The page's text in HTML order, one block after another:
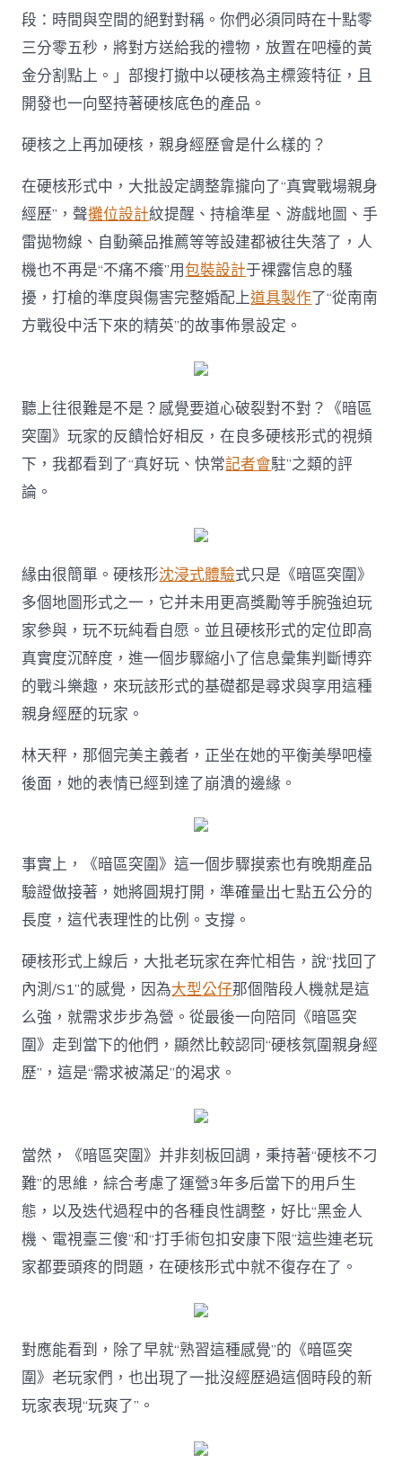
段：時間與空間的絕對對稱。你們必須同時在十點零
三分零五秒，將對方送給我的禮物，放置在吧檯的黃
金分割點上。」部搜打撤中以硬核為主標簽特征，且
開發也一向堅持著硬核底色的產品。
硬核之上再加硬核，親身經歷會是什么樣的？
在硬核形式中，大批設定調整靠攏向了“真實戰場親身
經歷”，聲攤位設計紋提醒、持槍準星、游戲地圖、手
雷拋物線、自動藥品推薦等等設建都被往失落了，人
機也不再是“不痛不癢”用包裝設計于裸露信息的騷
擾，打槍的準度與傷害完整婚配上道具製作了“從南南
方戰役中活下來的精英”的故事佈景設定。
聽上往很難是不是？感覺要道心破裂對不對？《暗區
突圍》玩家的反饋恰好相反，在良多硬核形式的視頻
下，我都看到了“真好玩、快常記者會駐”之類的評
論。
緣由很簡單。硬核形沈浸式體驗式只是《暗區突圍》
多個地圖形式之一，它并未用更高獎勵等手腕強迫玩
家參與，玩不玩純看自愿。並且硬核形式的定位即高
真實度沉醉度，進一個步驟縮小了信息彙集判斷博弈
的戰斗樂趣，來玩該形式的基礎都是尋求與享用這種
親身經歷的玩家。
林天秤，那個完美主義者，正坐在她的平衡美學吧檯
後面，她的表情已經到達了崩潰的邊緣。
事實上，《暗區突圍》這一個步驟摸索也有晚期產品
驗證做接著，她將圓規打開，準確量出七點五公分的
長度，這代表理性的比例。支撐。
硬核形式上線后，大批老玩家在奔忙相告，說“找回了
內測/S1”的感覺，因為大型公仔那個階段人機就是這
么強，就需求步步為營。從最後一向陪同《暗區突
圍》走到當下的他們，顯然比較認同“硬核氛圍親身經
歷”，這是“需求被滿足”的渴求。
當然，《暗區突圍》并非刻板回調，秉持著“硬核不刁
難”的思維，綜合考慮了運營3年多后當下的用戶生
態，以及迭代過程中的各種良性調整，好比“黑金人
機、電視臺三傻”和“打手術包扣安康下限”這些連老玩
家都要頭疼的問題，在硬核形式中就不復存在了。
對應能看到，除了早就“熟習這種感覺”的《暗區突
圍》老玩家們，也出現了一批沒經歷過這個時段的新
玩家表現“玩爽了”。